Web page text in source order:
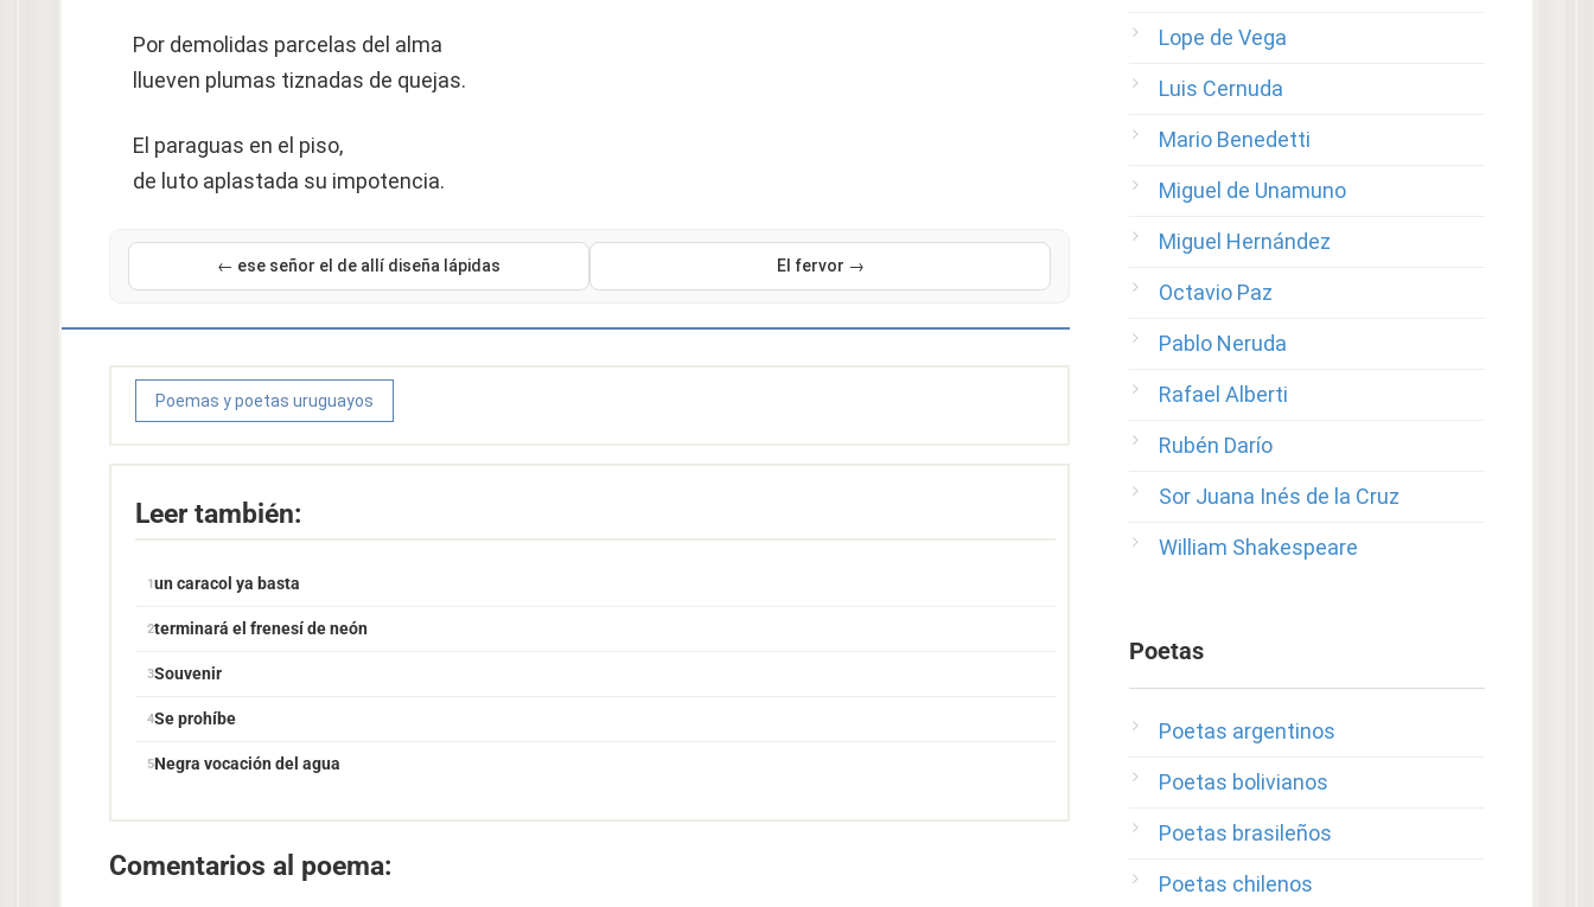
Por demolidas parcelas del alma
llueven plumas tiznadas de quejas.
El paraguas en el piso,
de luto aplastada su impotencia.
← ese señor el de allí diseña lápidas El fervor →
Poemas y poetas uruguayos
Leer también:
un caracol ya basta
terminará el frenesí de neón
Souvenir
Se prohíbe
Negra vocación del agua
Comentarios al poema:
Lope de Vega
Luis Cernuda
Mario Benedetti
Miguel de Unamuno
Miguel Hernández
Octavio Paz
Pablo Neruda
Rafael Alberti
Rubén Darío
Sor Juana Inés de la Cruz
William Shakespeare
Poetas
Poetas argentinos
Poetas bolivianos
Poetas brasileños
Poetas chilenos